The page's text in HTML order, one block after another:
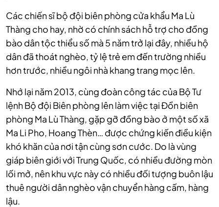
Các chiến sĩ bộ đội biên phòng cửa khẩu Ma Lù
Thàng cho hay, nhờ có chính sách hỗ trợ cho đồng
bào dân tộc thiểu số mà 5 năm trở lại đây, nhiều hộ
dân đã thoát nghèo, tỷ lệ trẻ em đến trường nhiều
hơn trước, nhiều ngôi nhà khang trang mọc lên.
Nhớ lại năm 2013, cùng đoàn công tác của Bộ Tư
lệnh Bộ đội Biên phòng lên làm việc tại Đồn biên
phòng Ma Lù Thàng, gặp gỡ đồng bào ở một số xã
Ma Li Pho, Hoang Thèn… được chứng kiến điều kiện
khó khăn của nơi tận cùng sơn cước. Do là vùng
giáp biên giới với Trung Quốc, có nhiều đường mòn
lối mở, nên khu vực này có nhiều đối tượng buôn lậu
thuê người dân nghèo vận chuyển hàng cấm, hàng
lậu.